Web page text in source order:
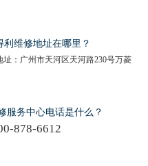
利维修地址在哪里？
：广州市天河区天河路230号万菱
服务中心电话是什么？
878-6612